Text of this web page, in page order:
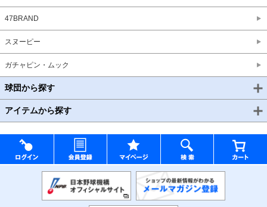
47BRAND
スヌーピー
ガチャピン・ムック
球団から探す
アイテムから探す